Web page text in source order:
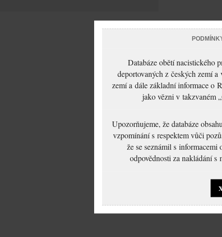
Databáze obětí nacistického
deportovaných z českých zemí
zemí a dále základní informace o
jako vězni v takzvaném
Upozorňujeme, že databáze
vzpomínání s respektem vůči
že se seznámil s
odpovědnosti za nakládání